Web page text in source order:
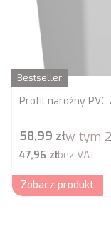
Bestseller
Profil narożny
Cena brutto
58,99 złw tym
Cena netto
47,96 złbez VAT
Zobacz produkt